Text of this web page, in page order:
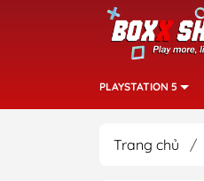
PLAYSTATION 5
Trang chủ /